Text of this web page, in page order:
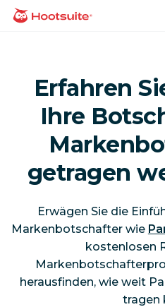
Direkt
zumHomepage
Erfahren
Ihre
getragen
Erwägen Sie die
Markenbotschafter wie
kostenlosen
herausfinden, wie weit
tragen